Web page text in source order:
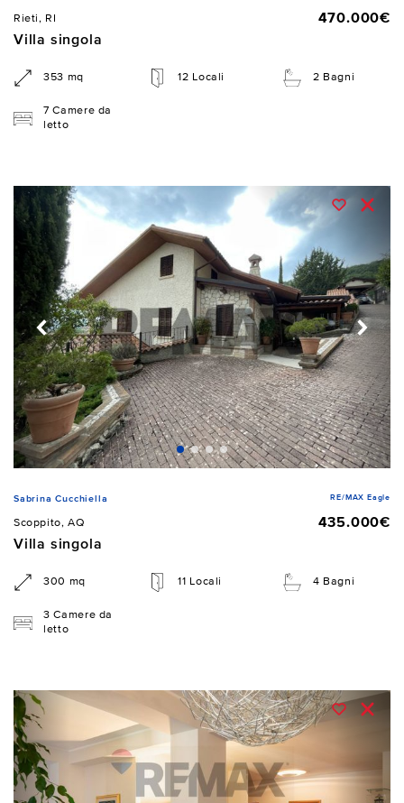
Rieti, RI
470.000€
Villa singola
353 mq 12 Locali 2 Bagni
7 Camere da
letto
Sabrina Cucchiella RE/MAX Eagle
Scoppito, AQ
435.000€
Villa singola
300 mq 11 Locali 4 Bagni
3 Camere da
letto